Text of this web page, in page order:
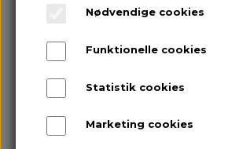
Filament 3D Printere
Industriel 3D Printere
Resin 3D Printere
Brugt/Demo
Nødvendige cookies
Funktionelle cookies
Statistik cookies
Marketing cookies